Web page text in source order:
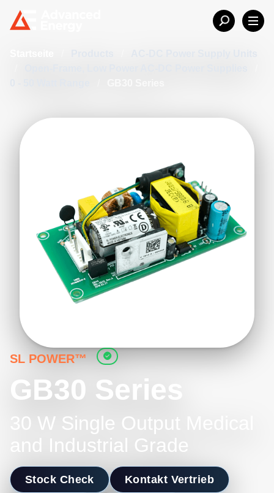
SL POWER™
GB30 Series
30 W Single Output Medical
and Industrial Grade
Stock Check Kontakt Vertrieb